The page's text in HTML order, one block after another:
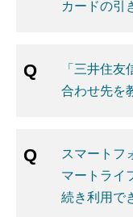
カードの引
「三井住
合わせ先を
スマートフ
マートライ
続き利用で